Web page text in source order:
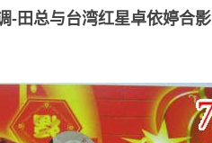
-田总与台湾红星卓依婷合影